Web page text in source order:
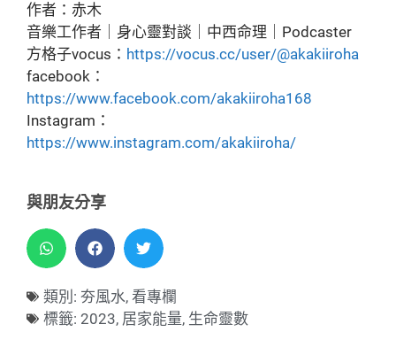
作者：赤木
音樂工作者｜身心靈對談｜中西命理｜Podcaster
方格子vocus： https://vocus.cc/user/@akakiiroha
facebook：
https://www.facebook.com/akakiiroha168
Instagram：
https://www.instagram.com/akakiiroha/
與朋友分享
類別: 夯風水, 看專欄
標籤: 2023, 居家能量, 生命靈數